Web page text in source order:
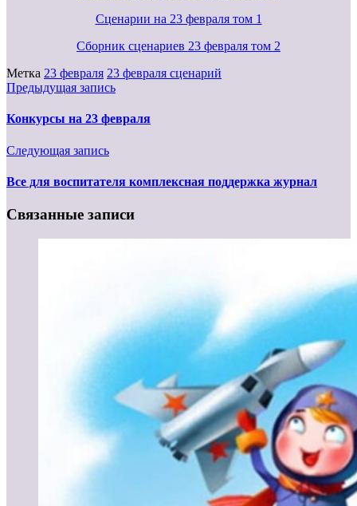
Сценарии на 23 февраля том 1
Сборник сценариев 23 февраля том 2
Метка 23 февраля 23 февраля сценарий
Предыдущая запись
Конкурсы на 23 февраля
Следующая запись
Все для воспитателя комплексная поддержка журнал
Связанные записи